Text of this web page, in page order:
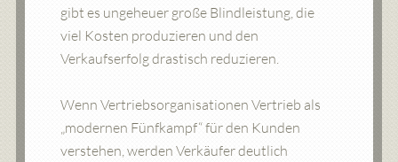
gibt es ungeheuer große Blindleistung, die
viel Kosten produzieren und den
Verkaufserfolg drastisch reduzieren.
Wenn Vertriebsorganisationen Vertrieb als
„modernen Fünfkampf“ für den Kunden
verstehen, werden Verkäufer deutlich